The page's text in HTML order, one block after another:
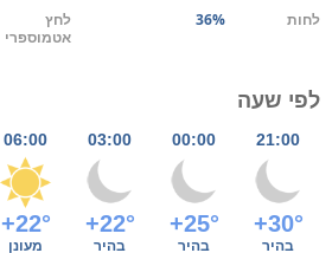
לחות
36%
לחץ
אטמוספרי
לפי שעה
21:00
00:00
03:00
06:00
+30°
+25°
+22°
+22°
בהיר בהיר בהיר
מעונן